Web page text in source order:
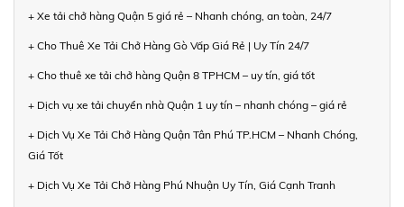
+ Xe tải chở hàng Quận 5 giá rẻ – Nhanh chóng, an toàn, 24/7
+ Cho Thuê Xe Tải Chở Hàng Gò Vấp Giá Rẻ | Uy Tín 24/7
+ Cho thuê xe tải chở hàng Quận 8 TPHCM – uy tín, giá tốt
+ Dịch vụ xe tải chuyển nhà Quận 1 uy tín – nhanh chóng – giá rẻ
+ Dịch Vụ Xe Tải Chở Hàng Quận Tân Phú TP.HCM – Nhanh Chóng,
Giá Tốt
+ Dịch Vụ Xe Tải Chở Hàng Phú Nhuận Uy Tín, Giá Cạnh Tranh